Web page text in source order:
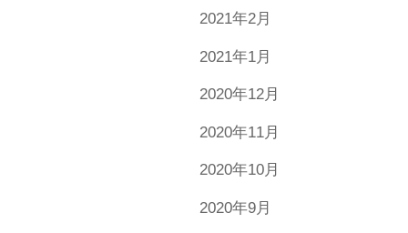
2021年2月
2021年1月
2020年12月
2020年11月
2020年10月
2020年9月